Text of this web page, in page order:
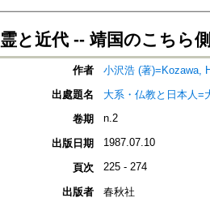
霊と近代 -- 靖国のこちら
作者
小沢浩 (著)=Kozawa,
出處題名
大系・仏教と日本人=
卷期
n.2
出版日期 1987.07.10
頁次 225 - 274
出版者
春秋社